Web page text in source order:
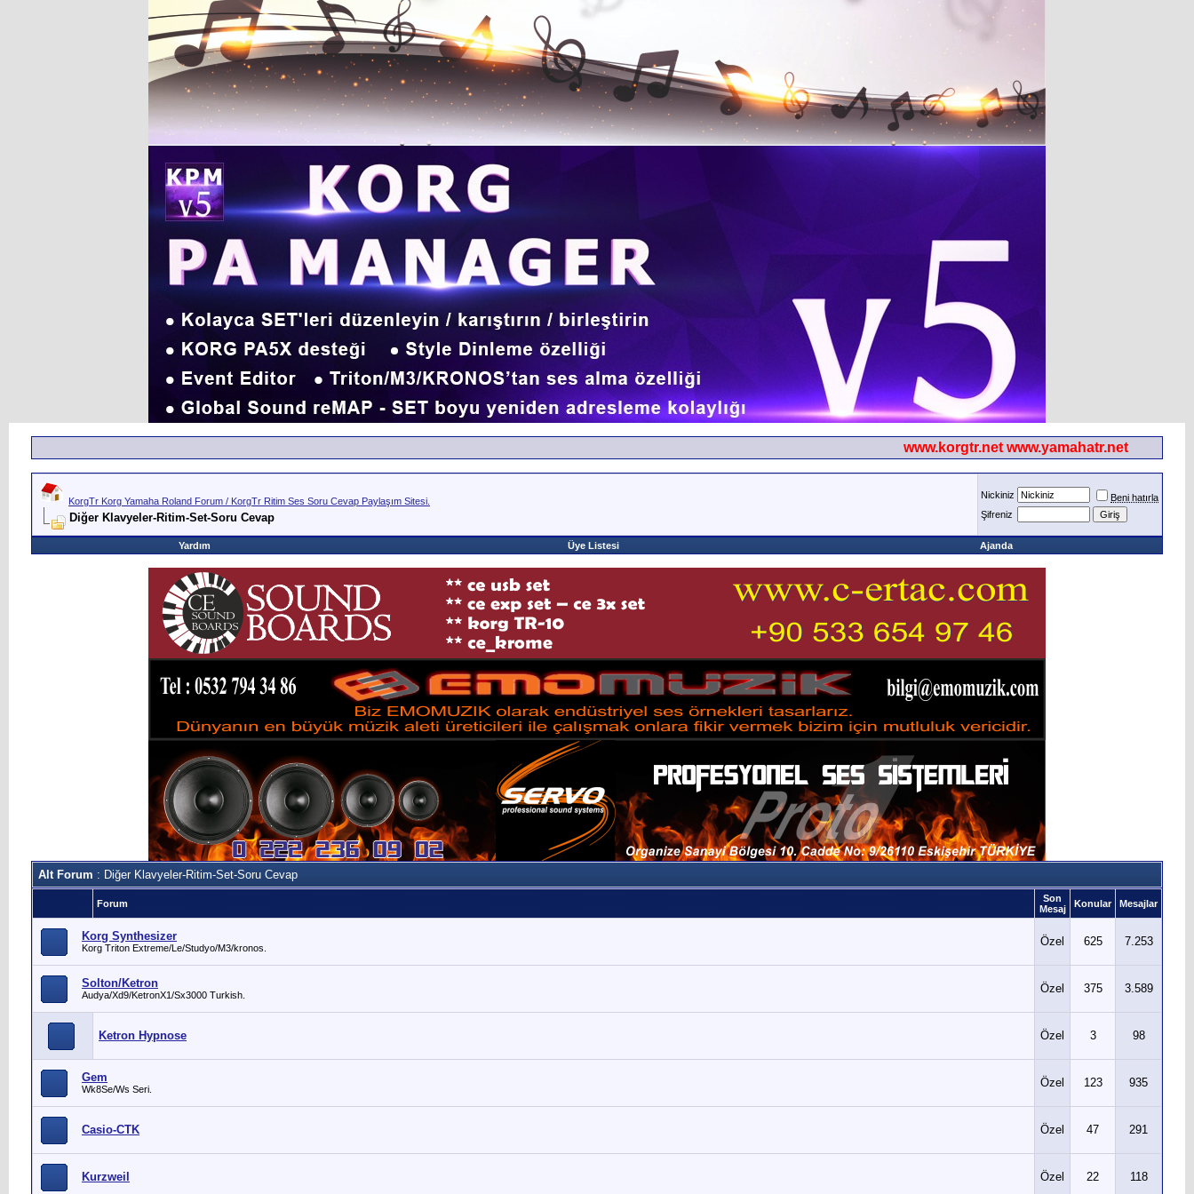
www.korgtr.net www.yamahatr.net
KorgTr Korg Yamaha Roland Forum / KorgTr Ritim Ses Soru Cevap Paylaşım Sitesi.
Diğer Klavyeler-Ritim-Set-Soru Cevap
Nickiniz
Beni hatırla
Şifreniz
Yardım Üye Listesi Ajanda
Alt Forum : Diğer Klavyeler-Ritim-Set-Soru Cevap
Forum
Son
Mesaj
Konular Mesajlar
Korg Synthesizer
Korg Triton Extreme/Le/Studyo/M3/kronos. Özel 625 7.253
Solton/Ketron
Audya/Xd9/KetronX1/Sx3000 Turkish. Özel 375 3.589
Ketron Hypnose Özel 3 98
Gem
Wk8Se/Ws Seri. Özel 123 935
Casio-CTK Özel 47 291
Kurzweil Özel 22 118